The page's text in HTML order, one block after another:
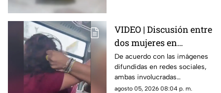
VIDEO | Discusión entre
dos mujeres en
transporte público
termina en jalones de
cabello
De acuerdo con las imágenes
difundidas en redes sociales,
ambas involucradas
comenzaron a intercambiar
agosto 05, 2026 08:04 p. m.